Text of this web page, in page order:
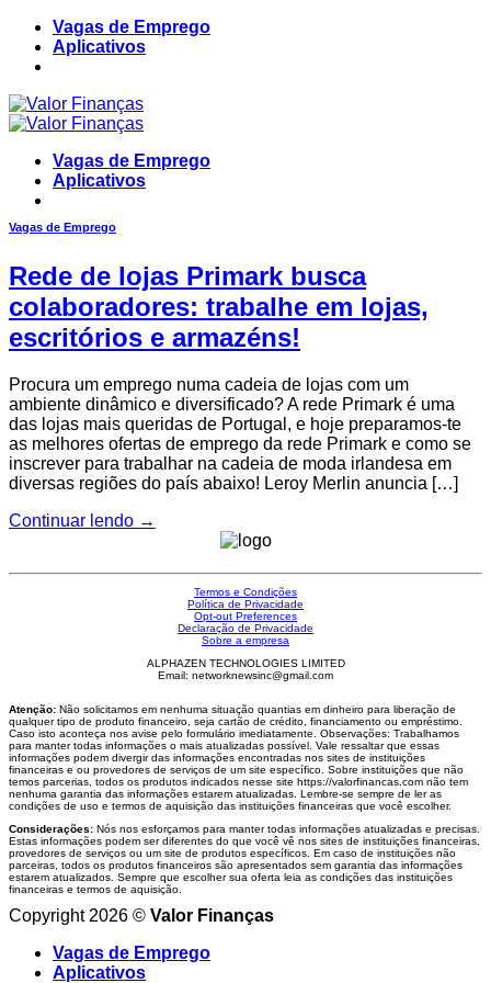
Skip
content
Vagas de Emprego
Aplicativos
Vagas de Emprego
Aplicativos
Vagas de Emprego
Rede de lojas Primark busca
colaboradores: trabalhe em lojas,
escritórios e armazéns!
Procura um emprego numa cadeia de lojas com um
ambiente dinâmico e diversificado? A rede Primark é uma
das lojas mais queridas de Portugal, e hoje preparamos-te
as melhores ofertas de emprego da rede Primark e como se
inscrever para trabalhar na cadeia de moda irlandesa em
diversas regiões do país abaixo! Leroy Merlin anuncia […]
Continuar lendo →
Termos e Condições
Política de Privacidade
Opt-out Preferences
Declaração de Privacidade
Sobre a empresa
ALPHAZEN TECHNOLOGIES LIMITED
Email: networknewsinc@gmail.com
Atenção: Não solicitamos em nenhuma situação quantias em dinheiro para liberação de
qualquer tipo de produto financeiro, seja cartão de crédito, financiamento ou empréstimo.
Caso isto aconteça nos avise pelo formulário imediatamente. Observações: Trabalhamos
para manter todas informações o mais atualizadas possível. Vale ressaltar que essas
informações podem divergir das informações encontradas nos sites de instituições
financeiras e ou provedores de serviços de um site específico. Sobre instituições que não
temos parcerias, todos os produtos indicados nesse site https://valorfinancas.com não tem
nenhuma garantia das informações estarem atualizadas. Lembre-se sempre de ler as
condições de uso e termos de aquisição das instituições financeiras que você escolher.
Considerações: Nós nos esforçamos para manter todas informações atualizadas e precisas.
Estas informações podem ser diferentes do que você vê nos sites de instituições financeiras,
provedores de serviços ou um site de produtos específicos. Em caso de instituições não
parceiras, todos os produtos financeiros são apresentados sem garantia das informações
estarem atualizados. Sempre que escolher sua oferta leia as condições das instituições
financeiras e termos de aquisição.
Copyright 2026 © Valor Finanças
Vagas de Emprego
Aplicativos